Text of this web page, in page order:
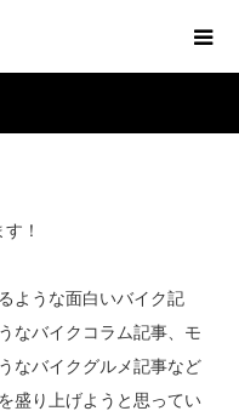
！
ような面白いバイク記
なバイクコラム記事、モ
なバイクグルメ記事など
盛り上げようと思ってい